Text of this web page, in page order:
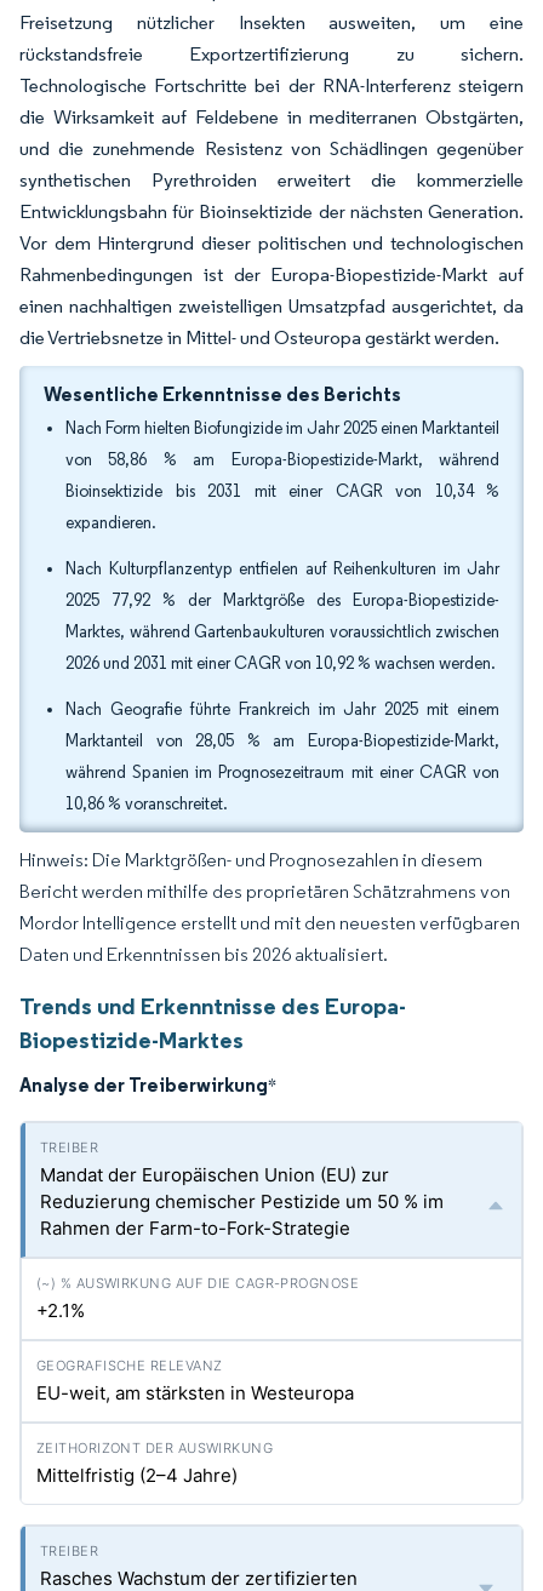
Freisetzung nützlicher Insekten ausweiten, um eine
rückstandsfreie Exportzertifizierung zu sichern.
Technologische Fortschritte bei der RNA-Interferenz steigern
die Wirksamkeit auf Feldebene in mediterranen Obstgärten,
und die zunehmende Resistenz von Schädlingen gegenüber
synthetischen Pyrethroiden erweitert die kommerzielle
Entwicklungsbahn für Bioinsektizide der nächsten Generation.
Vor dem Hintergrund dieser politischen und technologischen
Rahmenbedingungen ist der Europa-Biopestizide-Markt auf
einen nachhaltigen zweistelligen Umsatzpfad ausgerichtet, da
die Vertriebsnetze in Mittel- und Osteuropa gestärkt werden.
Wesentliche Erkenntnisse des Berichts
Nach Form hielten Biofungizide im Jahr 2025 einen Marktanteil
von 58,86 % am Europa-Biopestizide-Markt, während
Bioinsektizide bis 2031 mit einer CAGR von 10,34 %
expandieren.
Nach Kulturpflanzentyp entfielen auf Reihenkulturen im Jahr
2025 77,92 % der Marktgröße des Europa-Biopestizide-
Marktes, während Gartenbaukulturen voraussichtlich zwischen
2026 und 2031 mit einer CAGR von 10,92 % wachsen werden.
Nach Geografie führte Frankreich im Jahr 2025 mit einem
Marktanteil von 28,05 % am Europa-Biopestizide-Markt,
während Spanien im Prognosezeitraum mit einer CAGR von
10,86 % voranschreitet.
Hinweis: Die Marktgrößen- und Prognosezahlen in diesem
Bericht werden mithilfe des proprietären Schätzrahmens von
Mordor Intelligence erstellt und mit den neuesten verfügbaren
Daten und Erkenntnissen bis 2026 aktualisiert.
Trends und Erkenntnisse des Europa-
Biopestizide-Marktes
Analyse der Treiberwirkung*
Mandat der Europäischen Union (EU) zur
Reduzierung chemischer Pestizide um 50 % im
Rahmen der Farm-to-Fork-Strategie
+2.1%
EU-weit, am stärksten in Westeuropa
Mittelfristig (2–4 Jahre)
Rasches Wachstum der zertifizierten